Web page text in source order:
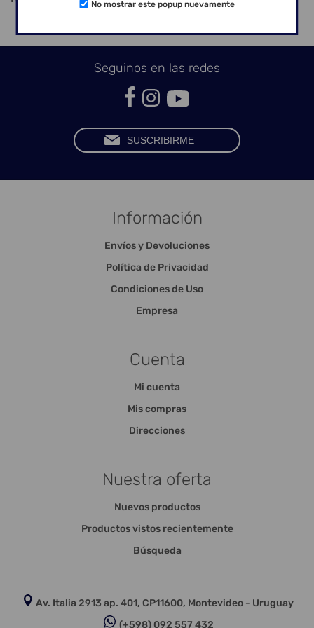
Seguinos en las redes
Información
Envíos y Devoluciones
Política de Privacidad
Condiciones de Uso
Empresa
Cuenta
Mi cuenta
Mis compras
Direcciones
Nuestra oferta
Nuevos productos
Productos vistos recientemente
Búsqueda
Av. Italia 2913 ap. 401, CP11600, Montevideo - Uruguay
(+598) 092 557 432
No mostrar este popup nuevamente